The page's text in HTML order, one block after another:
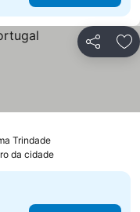
Partilhar
TrindadeVer preços
da cidade